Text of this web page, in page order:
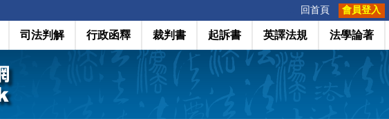
回首頁 會員登入
司法判解 行政函釋 裁判書 起訴書 英譯法規 法學論著